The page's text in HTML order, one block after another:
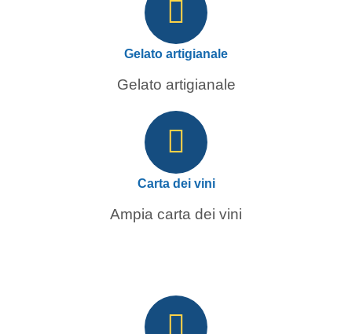
Gelato artigianale
Gelato artigianale
Carta dei vini
Ampia carta dei vini